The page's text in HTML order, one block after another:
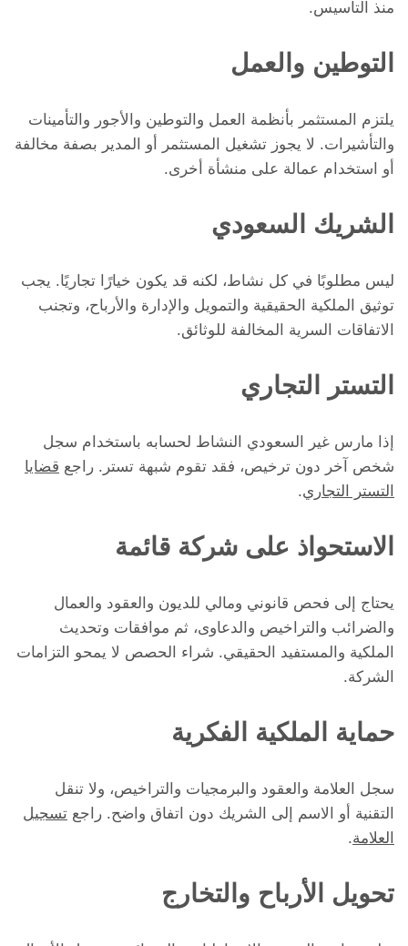
منذ التأسيس.
التوطين والعمل
يلتزم المستثمر بأنظمة العمل والتوطين والأجور والتأمينات
والتأشيرات. لا يجوز تشغيل المستثمر أو المدير بصفة مخالفة
أو استخدام عمالة على منشأة أخرى.
الشريك السعودي
ليس مطلوبًا في كل نشاط، لكنه قد يكون خيارًا تجاريًا. يجب
توثيق الملكية الحقيقية والتمويل والإدارة والأرباح، وتجنب
الاتفاقات السرية المخالفة للوثائق.
التستر التجاري
إذا مارس غير السعودي النشاط لحسابه باستخدام سجل
شخص آخر دون ترخيص، فقد تقوم شبهة تستر. راجع قضايا
التستر التجاري.
الاستحواذ على شركة قائمة
يحتاج إلى فحص قانوني ومالي للديون والعقود والعمال
والضرائب والتراخيص والدعاوى، ثم موافقات وتحديث
الملكية والمستفيد الحقيقي. شراء الحصص لا يمحو التزامات
الشركة.
حماية الملكية الفكرية
سجل العلامة والعقود والبرمجيات والتراخيص، ولا تنقل
التقنية أو الاسم إلى الشريك دون اتفاق واضح. راجع تسجيل
العلامة.
تحويل الأرباح والتخارج